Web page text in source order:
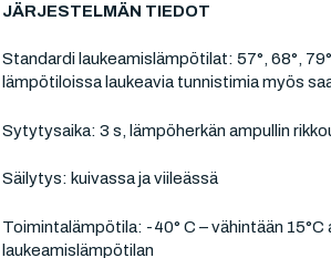
JÄRJESTELMÄN TIEDOT
Standardi laukeamislämpötilat: 57°, 68°,
lämpötiloissa laukeavia tunnistimia myös
Sytytysaika: 3 s, lämpöherkän ampullin
Säilytys: kuivassa ja viileässä
Toimintalämpötila: -40° C – vähintään 15°C
laukeamislämpötilan